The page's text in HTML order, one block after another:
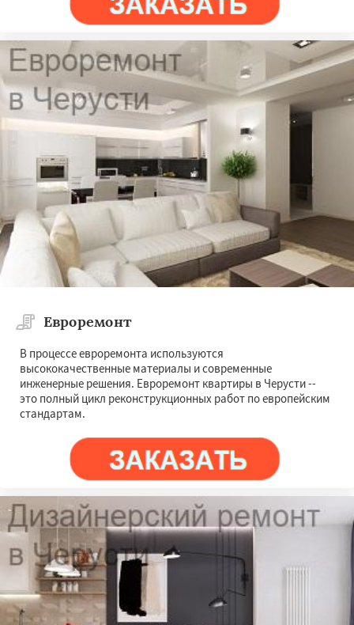
Евроремонт
В процессе евроремонта используются
высококачественные материалы и современные
инженерные решения. Евроремонт квартиры в Черусти --
это полный цикл реконструкционных работ по европейским
стандартам.